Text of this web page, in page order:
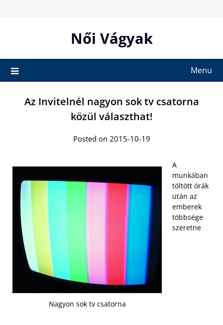
Női Vágyak
Menu
Az Invitelnél nagyon sok tv csatorna
közül választhat!
Posted on 2015-10-19
Nagyon sok tv csatorna
A
munkában
töltött órák
után az
emberek
többsége
szeretne